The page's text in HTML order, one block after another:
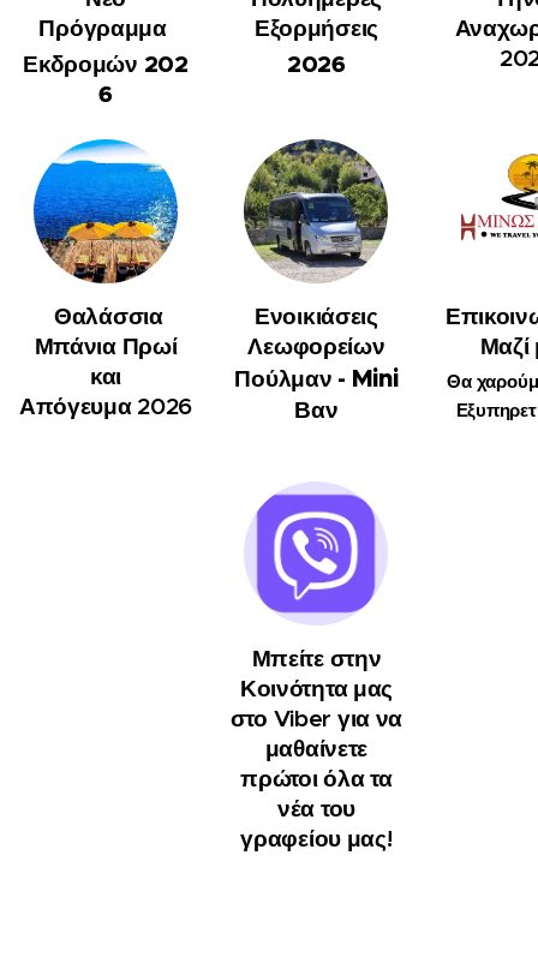
Πρόγραμμα
Εκδρομών 202
6
Εξορμήσεις
2026
Θαλάσσια
Μπάνια Πρωί
και
Απόγευμα 2026
Ενοικιάσεις
Λεωφορείων
Πούλμαν - Mini
Βαν
Μαζί
Θα
Μπείτε στην
Κοινότητα μας
στο Viber για να
μαθαίνετε
πρώτοι όλα τα
νέα του
γραφείου μας!